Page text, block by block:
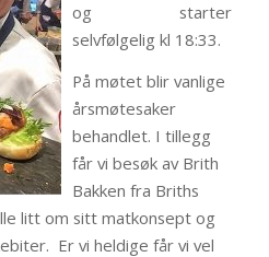
og starter
selvfølgelig kl 18:33.
På møtet blir vanlige
årsmøtesaker
behandlet. I tillegg
får vi besøk av Brith
Bakken fra Briths
litt om sitt matkonsept og
Er vi heldige får vi vel